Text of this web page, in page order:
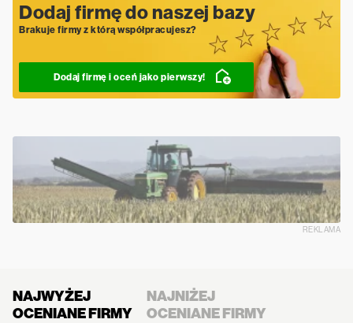
Dodaj firmę do naszej bazy
Brakuje firmy z którą współpracujesz?
Dodaj firmę i oceń jako pierwszy!
REKLAMA
NAJWYŻEJ
OCENIANE FIRMY
NAJNIŻEJ
OCENIANE FIRMY